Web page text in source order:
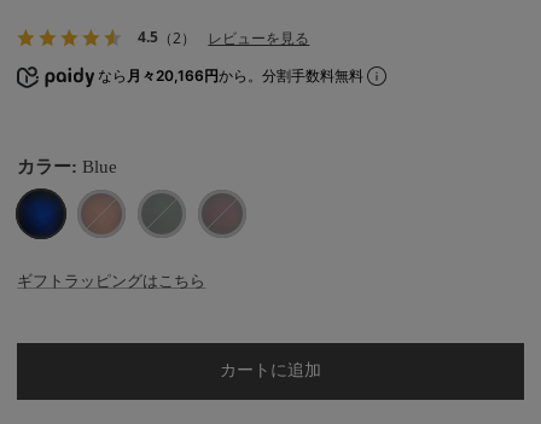
4.5 （2） レビューを見る
なら 月々20,166円から。分割手数料無料
カラー:Blue
Blue
ギフトラッピングはこちら
カートに追加